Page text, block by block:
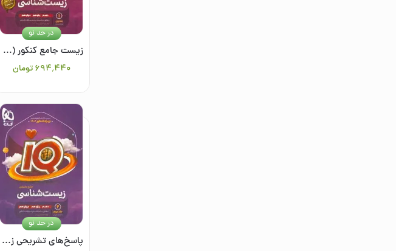
زیست جامع کنکور (جلد اول)
۶۹۴٬۴۴۰ تومان
در حد نو
پاسخ‌های تشریحی زیست جامع کنکور (جلد دوم ای کیو)
در حد نو